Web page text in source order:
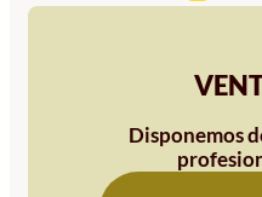
Disponemos